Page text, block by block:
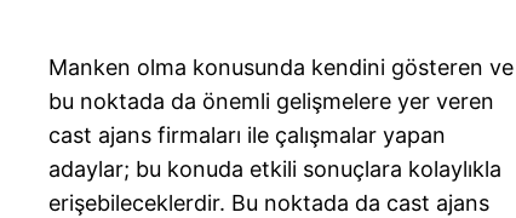
Manken olma konusunda kendini gösteren ve
bu noktada da önemli gelişmelere yer veren
cast ajans firmaları ile çalışmalar yapan
adaylar; bu konuda etkili sonuçlara kolaylıkla
erişebileceklerdir. Bu noktada da cast ajans